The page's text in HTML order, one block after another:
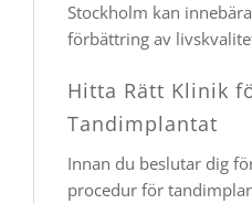
Stockholm kan
förbättring av
Hitta Rätt Klinik
Tandimplantat
Innan du beslutar dig
procedur för